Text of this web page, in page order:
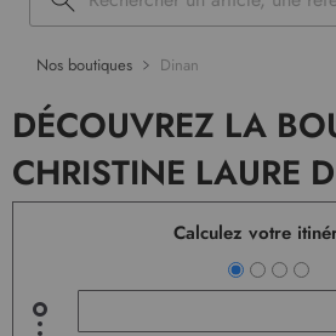
Rechercher
Nos boutiques Dinan
DÉCOUVREZ LA
CHRISTINE LAURE
Calculez votre